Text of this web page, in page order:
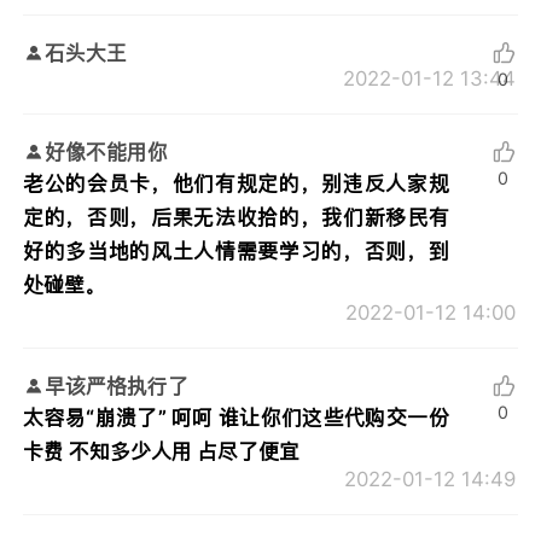
石头大王
2022-01-12 13:44
0
好像不能用你
老公的会员卡，他们有规定的，别违反人家规
定的，否则，后果无法收拾的，我们新移民有
好的多当地的风土人情需要学习的，否则，到
处碰壁。
2022-01-12 14:00
0
早该严格执行了
太容易“崩溃了” 呵呵 谁让你们这些代购交一份
卡费 不知多少人用 占尽了便宜
2022-01-12 14:49
0